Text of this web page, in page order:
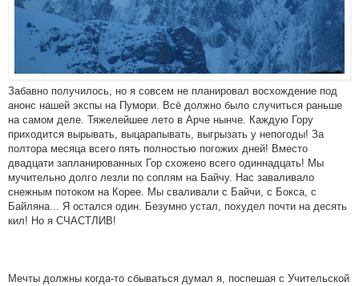
Забавно получилось, но я совсем не планировал восхождение под
анонс нашей экспы на Пумори. Всё должно было случиться раньше
на самом деле. Тяжелейшее лето в Арче нынче. Каждую Гору
приходится вырывать, выцарапывать, выгрызать у непогоды! За
полтора месяца всего пять полностью погожих дней! Вместо
двадцати запланированных Гор схожено всего одиннадцать! Мы
мучительно долго лезли по соплям на Байчу. Нас заваливало
снежным потоком на Корее. Мы сваливали с Байчи, с Бокса, с
Байляна... Я остался один. Безумно устал, похудел почти на десять
кил! Но я СЧАСТЛИВ!
Мечты должны когда-то сбываться думал я, поспешая с Учительской